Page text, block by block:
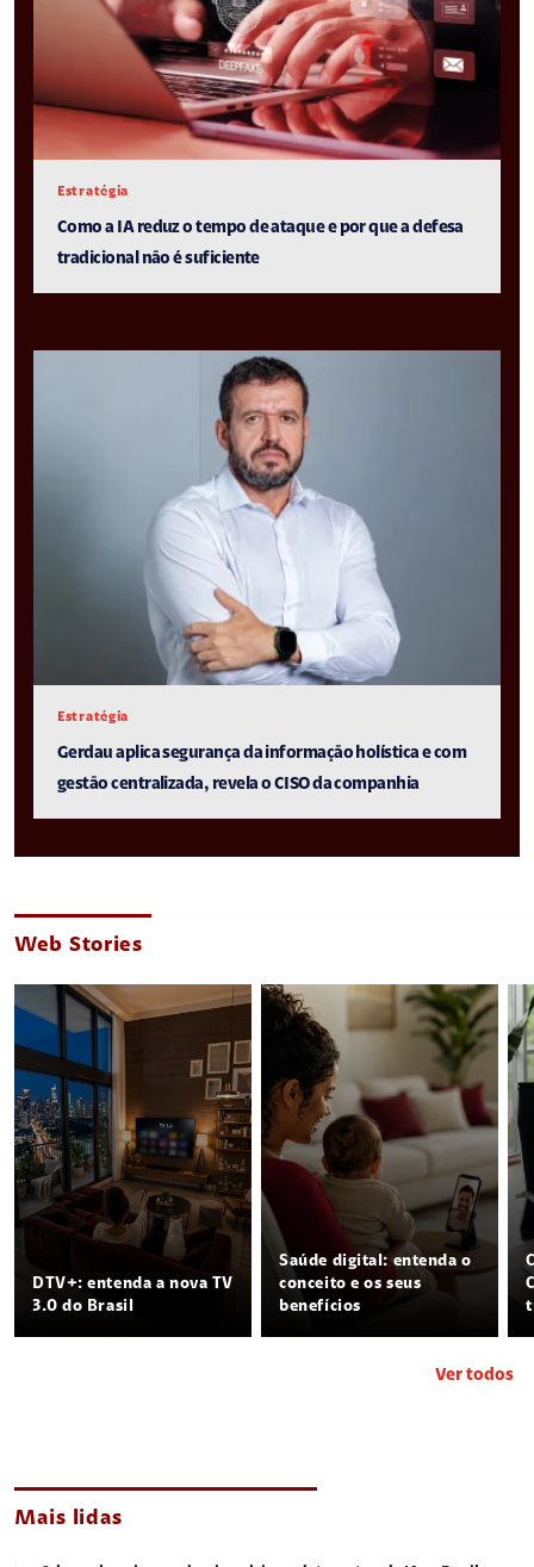
Estratégia
Como a IA reduz o tempo de ataque e por que a defesa
tradicional não é suficiente
Estratégia
Gerdau aplica segurança da informação holística e com
gestão centralizada, revela o CISO da companhia
Web Stories
DTV+: entenda a nova TV
3.0 do Brasil
Saúde digital: entenda o
conceito e os seus
benefícios
Ver todos
Mais lidas